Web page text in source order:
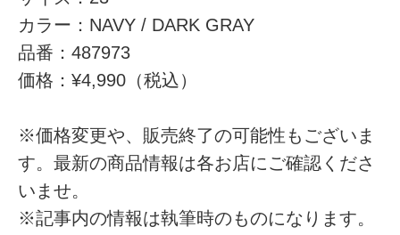
カラー：NAVY / DARK GRAY
品番：487973
価格：¥4,990（税込）
※価格変更や、販売終了の可能性もございま
す。最新の商品情報は各お店にご確認くださ
いませ。
※記事内の情報は執筆時のものになります。